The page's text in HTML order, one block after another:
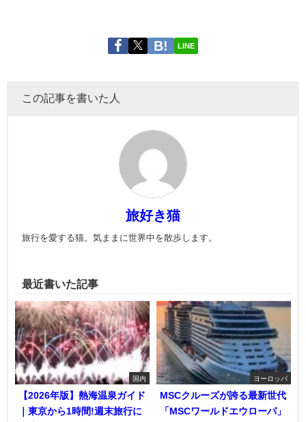
LINE
この記事を書いた人
旅好き猫
旅行を愛する猫。気ままに世界中を散歩します。
最近書いた記事
国内
【2026年版】熱海温泉ガイド
｜東京から1時間!週末旅行に
ヨーロッパ
MSCクルーズが誇る最新世代
「MSCワールドエウローパ」